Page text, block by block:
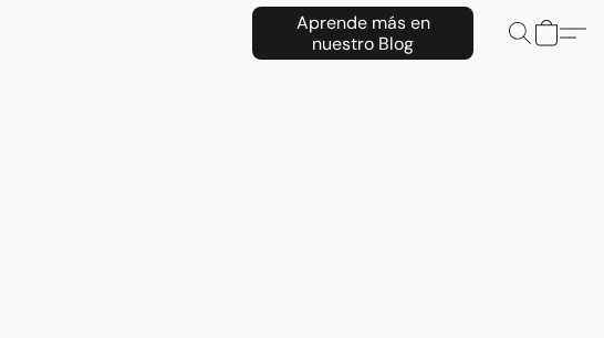
Aprende más en
nuestro Blog